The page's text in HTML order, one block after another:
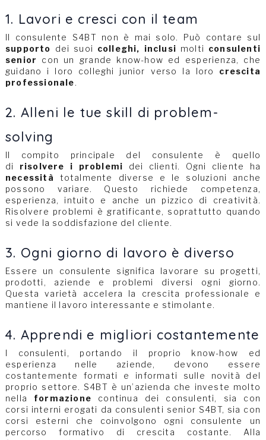
1. Lavori e cresci con il team
Il consulente S4BT non è mai solo. Può contare sul
supporto dei suoi colleghi, inclusi molti consulenti
senior
con un grande know-how ed esperienza, che
guidano i loro colleghi junior verso la loro crescita
professionale.
2. Alleni le tue skill di problem-
solving
Il compito principale del consulente è quello
di
risolvere i problemi dei clienti. Ogni cliente ha
necessità
totalmente diverse e le soluzioni anche
possono variare. Questo richiede competenza,
esperienza, intuito e anche un pizzico di creatività.
Risolvere problemi è gratificante, soprattutto quando
si vede la soddisfazione del cliente.
3. Ogni giorno di lavoro è diverso
Essere un consulente significa lavorare su progetti,
prodotti, aziende e problemi diversi ogni giorno.
Questa varietà accelera la crescita professionale e
mantiene il lavoro interessante e stimolante.
4. Apprendi e migliori costantemente
I consulenti, portando il proprio know-how ed
esperienza nelle aziende, devono essere
costantemente formati e informati sulle novità del
proprio settore. S4BT è un’azienda che investe molto
nella formazione continua dei consulenti, sia con
corsi interni erogati da consulenti senior S4BT, sia con
corsi esterni che coinvolgono ogni consulente un
percorso formativo di crescita costante. Alla